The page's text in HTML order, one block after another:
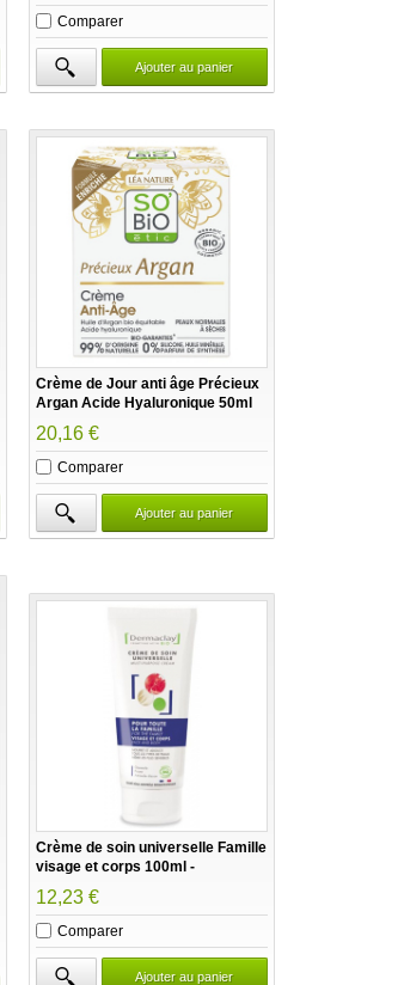
Comparer
Ajouter au panier
Crème de Jour anti âge Précieux
Argan Acide Hyaluronique 50ml
20,16 €
Comparer
Ajouter au panier
Crème de soin universelle Famille
visage et corps 100ml -
12,23 €
Comparer
Ajouter au panier